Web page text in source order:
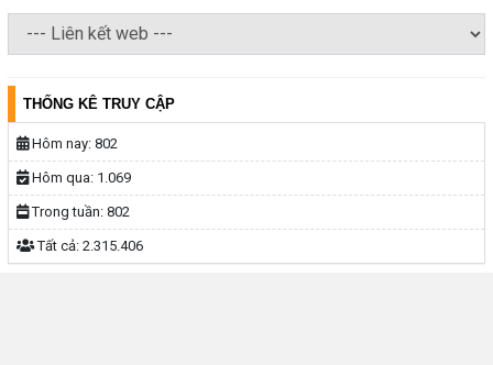
THỐNG KÊ TRUY CẬP
Hôm nay: 802
Hôm qua: 1.069
Trong tuần: 802
Tất cả: 2.315.406